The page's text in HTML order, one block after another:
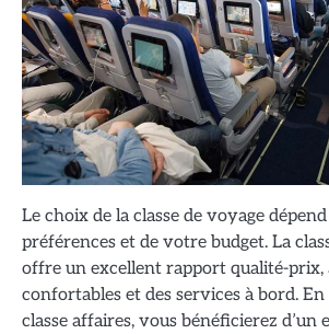
Le choix de la classe de voyage
préférences et de votre budget. La
offre un excellent rapport qualité-prix,
confortables et des services à bord.
classe affaires, vous bénéficierez d’un